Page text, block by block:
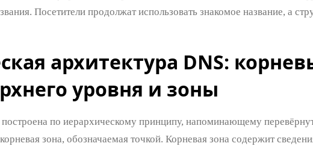
Посетители продолжат использовать знакомое название, а
архитектура DNS:
уровня и зоны
по иерархическому принципу, напоминающему
зона, обозначаемая точкой. Корневая зона содержит